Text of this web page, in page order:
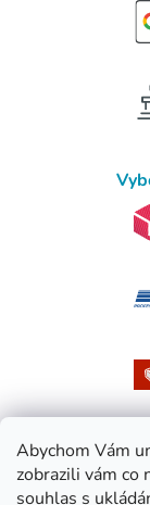
Abychom Vám
zobrazili vám co
souhlas s